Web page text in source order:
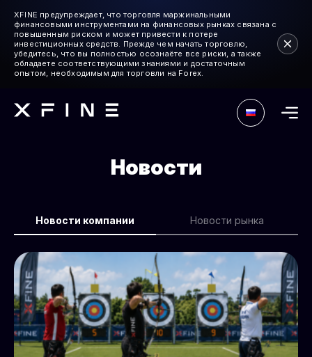
XFINE предупреждает, что торговля маржинальными
финансовыми инструментами на финансовых рынках связана с
повышенным риском и может привести к потере
инвестиционных средств. Прежде чем начать торговлю,
убедитесь, что вы полностью осознаёте все риски, а также
обладаете соответствующими знаниями и достаточным
опытом, необходимым для торговли на Forex.
Новости
Новости компании Новости рынка